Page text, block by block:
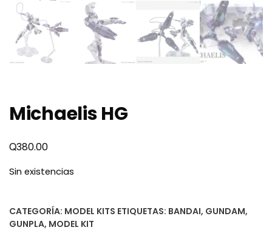
Michaelis HG
Q380.00
Sin existencias
CATEGORÍA: MODEL KITS ETIQUETAS: BANDAI, GUNDAM,
GUNPLA, MODEL KIT